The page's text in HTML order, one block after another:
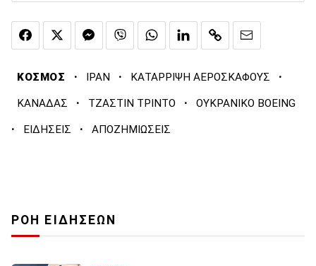
ΚΟΣΜΟΣ · ΙΡΑΝ · ΚΑΤΑΡΡΙΨΗ ΑΕΡΟΣΚΑΦΟΥΣ ·
ΚΑΝΑΔΑΣ · ΤΖΑΣΤΙΝ ΤΡΙΝΤΟ · ΟΥΚΡΑΝΙΚΟ BOEING
· ΕΙΔΗΣΕΙΣ · ΑΠΟΖΗΜΙΩΣΕΙΣ
ΡΟΗ ΕΙΔΗΣΕΩΝ